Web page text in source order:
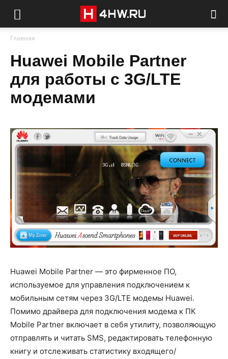
Главная
Huawei Mobile Partner
для работы с 3G/LTE
модемами
Huawei Mobile Partner — это фирменное ПО,
используемое для управления подключением к
мобильным сетям через 3G/LTE модемы Huawei.
Помимо драйвера для подключения модема к ПК
Mobile Partner включает в себя утилиту, позволяющую
отправлять и читать SMS, редактировать телефонную
книгу и отслеживать статистику входящего/